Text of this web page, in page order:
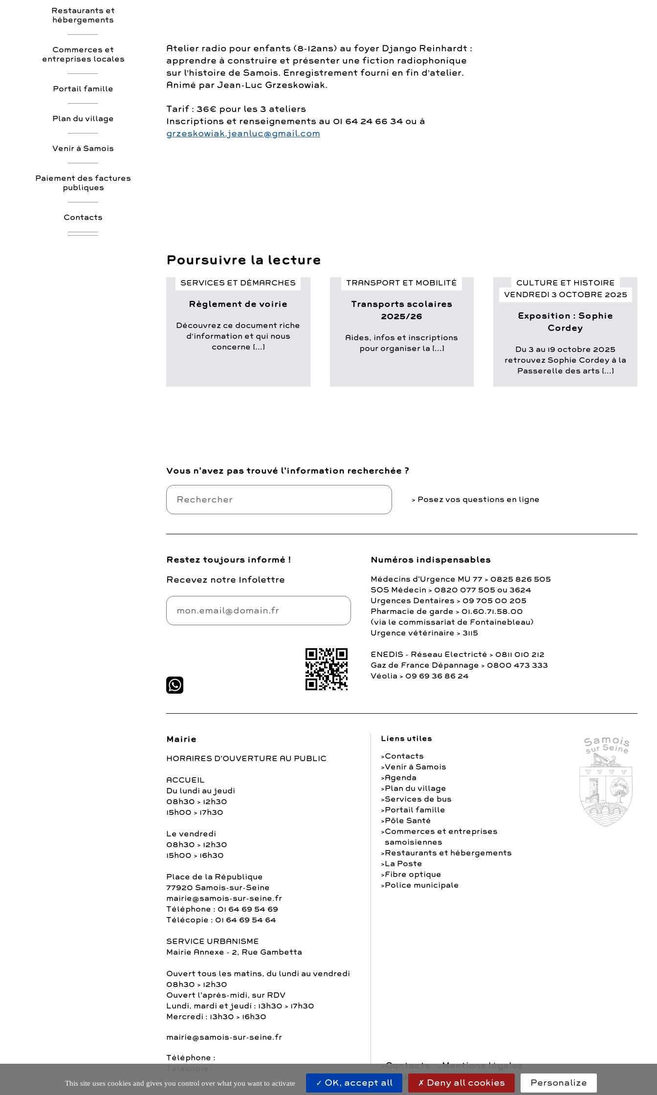
Restaurants et
hébergements
Commerces et
entreprises locales
Portail famille
Plan du village
Venir à Samois
Paiement des factures
publiques
Contacts
Atelier radio pour enfants (8-12ans) au foyer Django Reinhardt :
apprendre à construire et présenter une fiction radiophonique
sur l’histoire de Samois. Enregistrement fourni en fin d’atelier.
Animé par Jean-Luc Grzeskowiak.
Tarif : 36€ pour les 3 ateliers
Inscriptions et renseignements au 01 64 24 66 34 ou à
grzeskowiak.jeanluc@gmail.com
Poursuivre la lecture
SERVICES ET DÉMARCHES
Règlement de voirie
Découvrez ce document riche
d’information et qui nous
concerne [...]
TRANSPORT ET MOBILITÉ
Transports scolaires
2025/26
Aides, infos et inscriptions
pour organiser la [...]
CULTURE ET HISTOIRE
VENDREDI 3 OCTOBRE 2025
Exposition : Sophie
Cordey
Du 3 au 19 octobre 2025
retrouvez Sophie Cordey à la
Passerelle des arts [...]
Vous n'avez pas trouvé l'information recherchée ?
Posez vos questions en ligne
Restez toujours informé !
Recevez notre Infolettre
Numéros indispensables
Médecins d'Urgence MU 77 > 0825 826 505
SOS Médecin > 0820 077 505 ou 3624
Urgences Dentaires > 09 705 00 205
Pharmacie de garde > 01.60.71.58.00
(via le commissariat de Fontainebleau)
Urgence vétérinaire > 3115
ENEDIS - Réseau Electricté > 0811 010 212
Gaz de France Dépannage > 0800 473 333
Véolia > 09 69 36 86 24
Mairie
HORAIRES D'OUVERTURE AU PUBLIC
ACCUEIL
Du lundi au jeudi
08h30 > 12h30
15h00 > 17h30
Le vendredi
08h30 > 12h30
15h00 > 16h30
Place de la République
77920 Samois-sur-Seine
mairie@samois-sur-seine.fr
Téléphone : 01 64 69 54 69
Télécopie : 01 64 69 54 64
SERVICE URBANISME
Mairie Annexe - 2, Rue Gambetta
Ouvert tous les matins, du lundi au vendredi
08h30 > 12h30
Ouvert l'après-midi, sur RDV
Lundi, mardi et jeudi : 13h30 > 17h30
Mercredi : 13h30 > 16h30
mairie@samois-sur-seine.fr
Téléphone :
Liens utiles
Contacts
Venir à Samois
Agenda
Plan du village
Services de bus
Portail famille
Pôle Santé
Commerces et entreprises
samoisiennes
Restaurants et hébergements
La Poste
Fibre optique
Police municipale
Contacts
Mentions légales
Cookies
This site uses cookies and gives you control over what you want to activate OK, accept all Deny all cookies Personalize